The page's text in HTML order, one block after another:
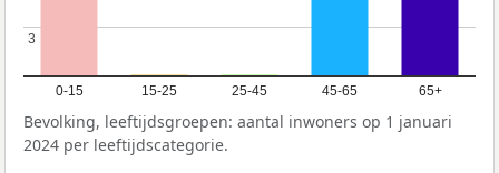
0-15 15-25 25-45 45-65 65+
3
3
Bevolking, leeftijdsgroepen: aantal inwoners op 1 januari
2024 per leeftijdscategorie.